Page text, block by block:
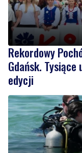
Rekordowy
Gdańsk.
edycji